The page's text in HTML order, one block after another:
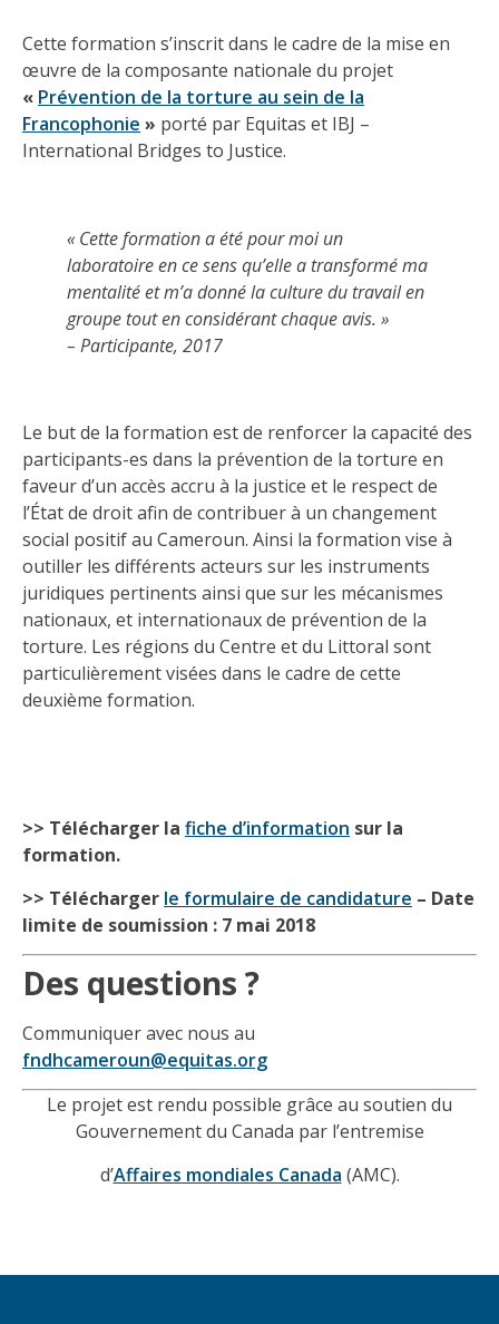
Cette formation s’inscrit dans le cadre de la mise en
œuvre de la composante nationale du projet
« Prévention de la torture au sein de la
Francophonie » porté par Equitas et IBJ –
International Bridges to Justice.
« Cette formation a été pour moi un
laboratoire en ce sens qu’elle a transformé ma
mentalité et m’a donné la culture du travail en
groupe tout en considérant chaque avis. »
– Participante, 2017
Le but de la formation est de renforcer la capacité des
participants-es dans la prévention de la torture en
faveur d’un accès accru à la justice et le respect de
l’État de droit afin de contribuer à un changement
social positif au Cameroun. Ainsi la formation vise à
outiller les différents acteurs sur les instruments
juridiques pertinents ainsi que sur les mécanismes
nationaux, et internationaux de prévention de la
torture. Les régions du Centre et du Littoral sont
particulièrement visées dans le cadre de cette
deuxième formation.
>> Télécharger la fiche d’information sur la
formation.
>> Télécharger le formulaire de candidature – Date
limite de soumission : 7 mai 2018
Des questions ?
Communiquer avec nous au
fndhcameroun@equitas.org
Le projet est rendu possible grâce au soutien du
Gouvernement du Canada par l’entremise
d’Affaires mondiales Canada (AMC).